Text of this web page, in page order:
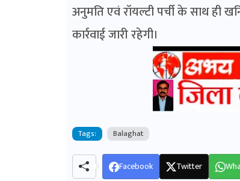
अनुमति एवं रॉयल्टी पर्ची के साथ ही
कार्रवाई जारी रहेगी।
Tags: Balaghat
Facebook Twitter